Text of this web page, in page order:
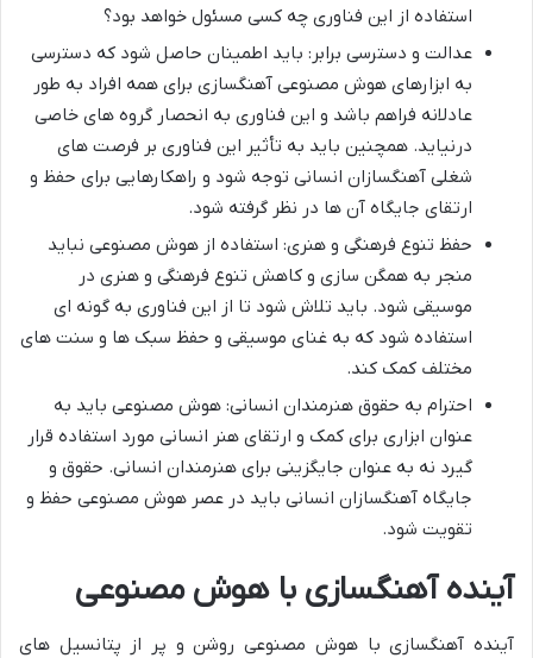
استفاده از این فناوری چه کسی مسئول خواهد بود؟
عدالت و دسترسی برابر: باید اطمینان حاصل شود که دسترسی
به ابزارهای هوش مصنوعی آهنگسازی برای همه افراد به طور
عادلانه فراهم باشد و این فناوری به انحصار گروه های خاصی
درنیاید. همچنین باید به تأثیر این فناوری بر فرصت های
شغلی آهنگسازان انسانی توجه شود و راهکارهایی برای حفظ و
ارتقای جایگاه آن ها در نظر گرفته شود.
حفظ تنوع فرهنگی و هنری: استفاده از هوش مصنوعی نباید
منجر به همگن سازی و کاهش تنوع فرهنگی و هنری در
موسیقی شود. باید تلاش شود تا از این فناوری به گونه ای
استفاده شود که به غنای موسیقی و حفظ سبک ها و سنت های
مختلف کمک کند.
احترام به حقوق هنرمندان انسانی: هوش مصنوعی باید به
عنوان ابزاری برای کمک و ارتقای هنر انسانی مورد استفاده قرار
گیرد نه به عنوان جایگزینی برای هنرمندان انسانی. حقوق و
جایگاه آهنگسازان انسانی باید در عصر هوش مصنوعی حفظ و
تقویت شود.
آینده آهنگسازی با هوش مصنوعی
آینده آهنگسازی با هوش مصنوعی روشن و پر از پتانسیل های